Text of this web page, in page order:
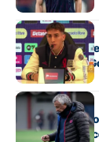
Fútbol
“Cada pelota
transmitió de
Fútbol
El
antes del